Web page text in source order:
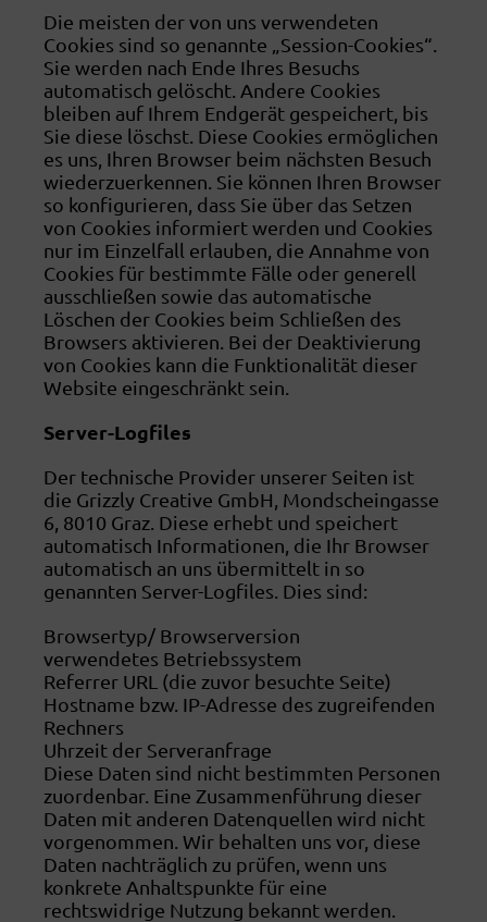
Die meisten der von uns verwendeten
Cookies sind so genannte „Session-Cookies“.
Sie werden nach Ende Ihres Besuchs
automatisch gelöscht. Andere Cookies
bleiben auf Ihrem Endgerät gespeichert, bis
Sie diese löschst. Diese Cookies ermöglichen
es uns, Ihren Browser beim nächsten Besuch
wiederzuerkennen. Sie können Ihren Browser
so konfigurieren, dass Sie über das Setzen
von Cookies informiert werden und Cookies
nur im Einzelfall erlauben, die Annahme von
Cookies für bestimmte Fälle oder generell
ausschließen sowie das automatische
Löschen der Cookies beim Schließen des
Browsers aktivieren. Bei der Deaktivierung
von Cookies kann die Funktionalität dieser
Website eingeschränkt sein.
Server-Logfiles
Der technische Provider unserer Seiten ist
die Grizzly Creative GmbH, Mondscheingasse
6, 8010 Graz. Diese erhebt und speichert
automatisch Informationen, die Ihr Browser
automatisch an uns übermittelt in so
genannten Server-Logfiles. Dies sind:
Browsertyp/ Browserversion
verwendetes Betriebssystem
Referrer URL (die zuvor besuchte Seite)
Hostname bzw. IP-Adresse des zugreifenden
Rechners
Uhrzeit der Serveranfrage
Diese Daten sind nicht bestimmten Personen
zuordenbar. Eine Zusammenführung dieser
Daten mit anderen Datenquellen wird nicht
vorgenommen. Wir behalten uns vor, diese
Daten nachträglich zu prüfen, wenn uns
konkrete Anhaltspunkte für eine
rechtswidrige Nutzung bekannt werden.